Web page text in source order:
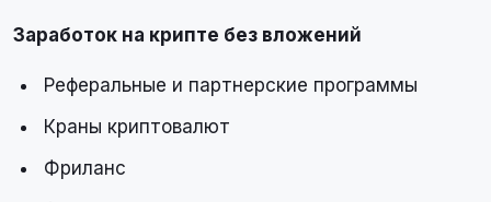
Заработок на крипте без вложений
Реферальные и партнерские программы
Краны криптовалют
Фриланс